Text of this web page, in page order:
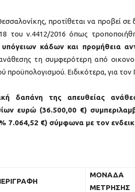
προτίθεται να προβεί σε
του ν.4412/2016 όπως
υπόγειων κάδων και προμήθεια
ανάθεσης τη συμφερότερη από
προϋπολογισμού. Ειδικότερα, για
δαπάνη της απευθείας
ευρώ (36.500,00 €)
7.064,52 €) σύμφωνα με τον
ΜΟΝΑΔΑ
ΜΕΤΡΗΣΗΣ